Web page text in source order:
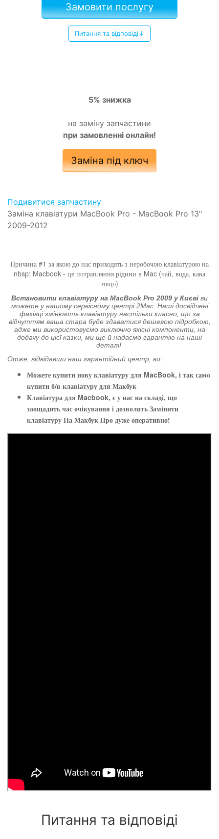
Замовити послугу
Питання та відповіді↓
5% знижка
на заміну запчастини
при замовленні онлайн!
Заміна під ключ
Подивитися запчастину
Заміна клавіатури MacBook Pro - MacBook Pro 13"
2009-2012
Причина #1 за якою до нас приходять з неробочою клавіатурою на
nbsp; Macbook - це потрапляння рідини в Mac (чай, вода, кава
тощо)
Встановити клавіатуру на MacBook Pro 2009 у Києві ви
можете у нашому сервісному центрі 2Mac. Наші досвідчені
фахівці змінюють клавіатуру настільки класно, що за
відчуттям ваша стара буде здаватися дешевою підробкою,
адже ми використовуємо виключно якісні компоненти, на
додачу до цієї казки, ми ще й надаємо гарантію на наші
деталі!
Отже, відвідавши наш гарантійний центр, ви:
Можете купити нову клавіатуру для MacBook, і так само
купити б/в клавіатуру для Макбук
Клавіатура для Macbook, є у нас на складі, що
заощадить час очікування і дозволить Замінити
клавіатуру На Макбук Про дуже оперативно!
Питання та відповіді